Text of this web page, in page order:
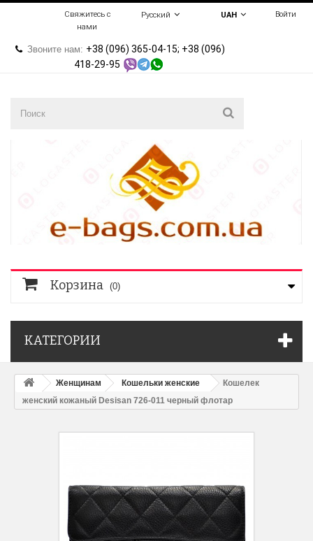
Войти
UAH
Русский
Свяжитесь с
нами
Звоните нам: +38 (096) 365-04-15; +38 (096)
418-29-95
Корзина (0)
КАТЕГОРИИ
Женщинам Кошельки женские
Кошелек
женский кожаный Desisan 726-011 черный флотар